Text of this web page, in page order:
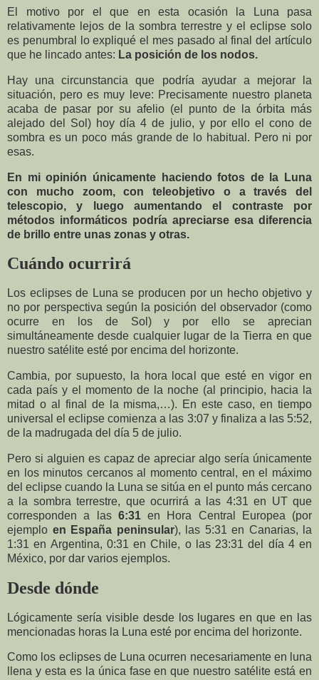
El motivo por el que en esta ocasión la Luna pasa
relativamente lejos de la sombra terrestre y el eclipse solo
es penumbral lo expliqué el mes pasado al final del artículo
que he lincado antes: La posición de los nodos.
Hay una circunstancia que podría ayudar a mejorar la
situación, pero es muy leve: Precisamente nuestro planeta
acaba de pasar por su afelio (el punto de la órbita más
alejado del Sol) hoy día 4 de julio, y por ello el cono de
sombra es un poco más grande de lo habitual. Pero ni por
esas.
En mi opinión únicamente haciendo fotos de la Luna
con mucho zoom, con teleobjetivo o a través del
telescopio, y luego aumentando el contraste por
métodos informáticos podría apreciarse esa diferencia
de brillo entre unas zonas y otras.
Cuándo ocurrirá
Los eclipses de Luna se producen por un hecho objetivo y
no por perspectiva según la posición del observador (como
ocurre en los de Sol) y por ello se aprecian
simultáneamente desde cualquier lugar de la Tierra en que
nuestro satélite esté por encima del horizonte.
Cambia, por supuesto, la hora local que esté en vigor en
cada país y el momento de la noche (al principio, hacia la
mitad o al final de la misma,…). En este caso, en tiempo
universal el eclipse comienza a las 3:07 y finaliza a las 5:52,
de la madrugada del día 5 de julio.
Pero si alguien es capaz de apreciar algo sería únicamente
en los minutos cercanos al momento central, en el máximo
del eclipse cuando la Luna se sitúa en el punto más cercano
a la sombra terrestre, que ocurrirá a las 4:31 en UT que
corresponden a las 6:31en Hora Central Europea (por
ejemplo en España peninsular), las 5:31 en Canarias, la
1:31 en Argentina, 0:31 en Chile, o las 23:31 del día 4 en
México, por dar varios ejemplos.
Desde dónde
Lógicamente sería visible desde los lugares en que en las
mencionadas horas la Luna esté por encima del horizonte.
Como los eclipses de Luna ocurren necesariamente en luna
llena y esta es la única fase en que nuestro satélite está en